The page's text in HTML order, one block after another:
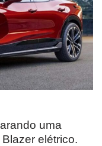
uma
elétrico.